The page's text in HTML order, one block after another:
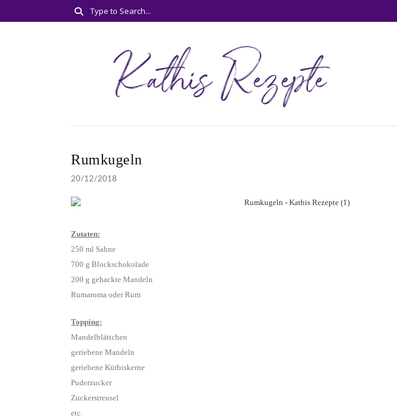
Rumkugeln
20/12/2018
Zutaten:
250 ml Sahne
700 g Blockschokolade
200 g gehackte Mandeln
Rumaroma oder Rum
Topping:
Mandelblättchen
geriebene Mandeln
geriebene Kürbiskerne
Puderzucker
Zuckerstreusel
etc.